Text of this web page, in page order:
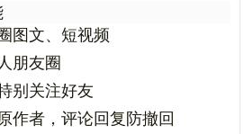
图文、短视频
朋友圈
别关注好友
作者，评论回复防撤回